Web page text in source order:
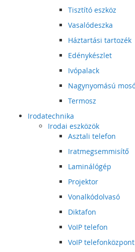
Tisztító eszköz
Vasalódeszka
Háztartási tartozék
Edénykészlet
Ivópalack
Nagynyomású
Termosz
Irodatechnika
Irodai eszközök
Asztali telefon
Iratmegsemmisítő
Laminálógép
Projektor
Vonalkódolvasó
Diktafon
VoIP telefon
VoIP telefonközpont